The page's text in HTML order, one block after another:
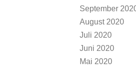
September
August 2020
Juli 2020
Juni 2020
Mai 2020